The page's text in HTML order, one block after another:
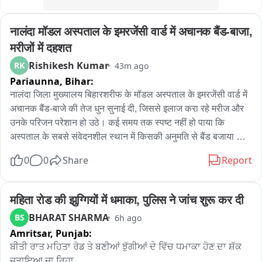
मुठभेड़ के बाद पुलिस ने दोनों आरोपियों के कब्जे से हथियार और अन्य सामान
भी बरामद किया है। पुलिस अब उनसे पूछताछ कर लूटकांड और अन्य
आपराधिक घटनाओं में उनकी संलिप्तता की जांच कर रही है。
नालंदा मॉडल अस्पताल के इमरजेंसी वार्ड में अचानक बैंड-बाजा,
मरीजों में दहशत
RK Rishikesh Kumar 43m ago
Pariaunna, Bihar:
नालंदा जिला मुख्यालय बिहारशरीफ के मॉडल अस्पताल के इमरजेंसी वार्ड में
अचानक बैंड-बाजे की तेज धुन सुनाई दी, जिससे इलाज करा रहे मरीज और
उनके परिजन परेशान हो उठे। कई समय तक स्पष्ट नहीं हो पाया कि
अस्पताल के सबसे संवेदनशील स्थान में किसकी अनुमति से बैंड बजाया
माहौल बन गया। तेज संगीत से मरीजों और उनके परिजनों को भारी परेशानी
था, जिसके चलते वे बैंड बजा रहे थे। मगर सवाल उठ रहा है कि इमरजेंसी
वार्ड के भीतर बैंड बजाने की अनुमति किसने दी। मरीजों के परिजनों ने कहा
कि तेज आवाज के कारण गंभीर मरीजों को दिक्कत हुई है और अस्पताल में
शांति और अनुशासन जरूरी है। मॉडल अस्पताल के उपाधीक्षक राजीव रंजन
ने बताया कि जैसे ही बैंड बजने की सूचना मिली, उसे बाहर हटवा दिया गया।
0 0 Share Report
महिता रोड की झुग्गियों में धमाका, पुलिस ने जांच शुरू कर दी
BS BHARAT SHARMA 6h ago
Amritsar, Punjab:
ਬੀਤੀ ਰਾਤ ਮਹਿਤਾ ਰੋਡ ਤੇ ਬਣੀਆਂ ਝੁੱਗੀਆਂ ਦੇ ਵਿੱਚ ਧਮਾਕਾ ਹੋਣ ਦਾ ਸ਼ੱਕ